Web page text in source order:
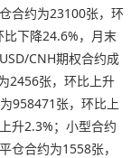
合约为23100张，环
下降24.6%，月末
CNH期权合约成
2456张，环比上升
958471张，环比上
升2.3%；小型合约
仓合约为1558张，